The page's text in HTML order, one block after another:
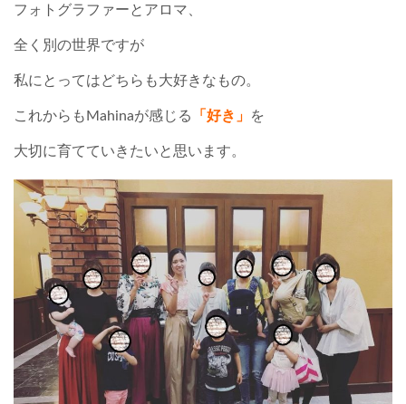
フォトグラファーとアロマ、
全く別の世界ですが
私にとってはどちらも大好きなもの。
これからもMahinaが感じる 「好き」 を
大切に育てていきたいと思います。